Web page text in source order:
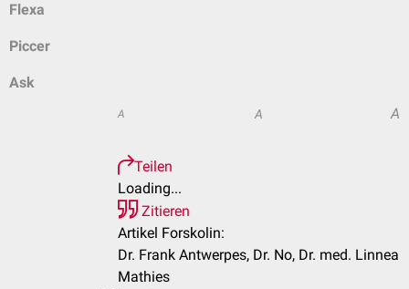
Flexa
Piccer
Ask
A A A
Teilen
Loading...
Zitieren
Artikel Forskolin:
Dr. Frank Antwerpes, Dr. No, Dr. med. Linnea
Mathies